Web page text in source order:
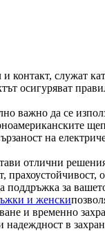
служат
осигуряват
важно да се
на
отлични
поддръжка за
и женски
и временно
надеждност в